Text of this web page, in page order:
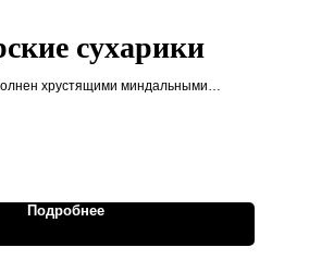
сухарики
хрустящими миндальными
веществами.
Подробнее